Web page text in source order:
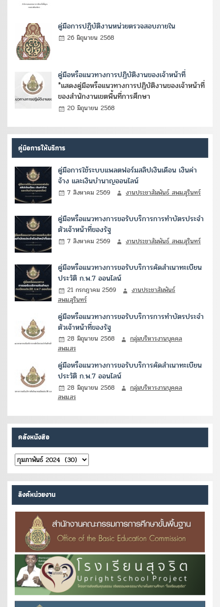
คู่มือการปฏิบัติงานหน่วยตรวจสอบภายใน
26 มิถุนายน 2568
คู่มือหรือแนวทางการปฏิบัติงานของเจ้าหน้าที่
*แสดงคู่มือหรือแนวทางการปฏิบัติงานของเจ้าหน้าที่
ของสำนักงานเขตพื้นที่การศึกษา
20 มิถุนายน 2568
คู่มือการให้บริการ
คู่มือการใช้ระบบแพลตฟอร์มสลิปเงินเดือน เงินค่า
จ้าง และเงินบำนาญออนไลน์
7 สิงหาคม 2569 งานประชาสัมพันธ์ สพม.สุรินทร์
คู่มือหรือแนวทางการขอรับบริการการทำบัตรประจำ
ตัวเจ้าหน้าที่ของรัฐ
7 สิงหาคม 2569 งานประชาสัมพันธ์ สพม.สุรินทร์
คู่มือหรือแนวทางการขอรับบริการคัดสำเนาทะเบียน
ประวัติ ก.พ.7 ออนไลน์
21 กรกฎาคม 2569
งานประชาสัมพันธ์
สพม.สุรินทร์
คู่มือหรือแนวทางการขอรับบริการการทำบัตรประจำ
ตัวเจ้าหน้าที่ของรัฐ
28 มิถุนายน 2568
กลุ่มบริหารงานบุคคล
สพม.สร
คู่มือหรือแนวทางการขอรับบริการคัดสำเนาทะเบียน
ประวัติ ก.พ.7 ออนไลน์
28 มิถุนายน 2568
กลุ่มบริหารงานบุคคล
สพม.สร
คลังหนังสือ
คลัง
หนังสือ
ลิงค์หน่วยงาน